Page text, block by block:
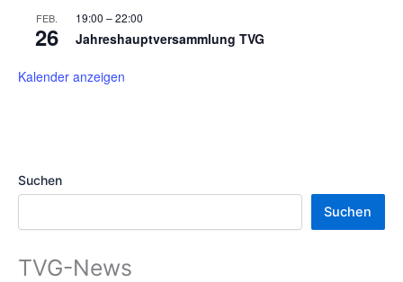
FEB.
26
19:00 –22:00
Jahreshauptversammlung TVG
Kalender anzeigen
Suchen
Suchen
TVG-News